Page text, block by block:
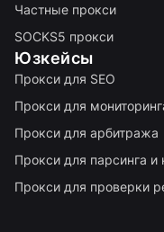
Частные прокси
SOCKS5 прокси
Юзкейсы
Прокси для SEO
Прокси для
Прокси для арбитража
Прокси для парсинга и
Прокси для проверки